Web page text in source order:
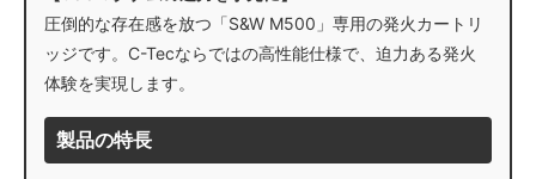
圧倒的な存在感を放つ「S&W M500」専用の発火カートリ
ッジです。C-Tecならではの高性能仕様で、迫力ある発火
体験を実現します。
製品の特長